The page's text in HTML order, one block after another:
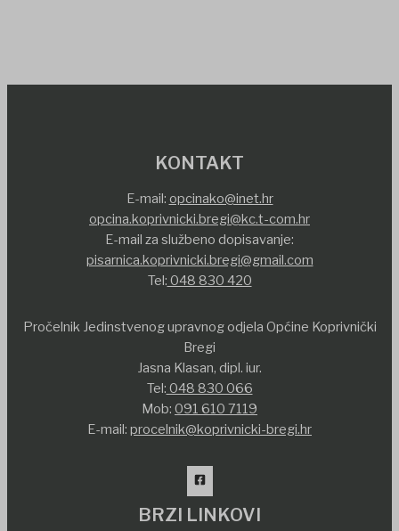
KONTAKT
E-mail: opcinako@inet.hr
opcina.koprivnicki.bregi@kc.t-com.hr
E-mail za službeno dopisavanje:
pisarnica.koprivnicki.bregi@gmail.com
Tel: 048 830 420
Pročelnik Jedinstvenog upravnog odjela Općine Koprivnički
Bregi
Jasna Klasan, dipl. iur.
Tel: 048 830 066
Mob: 091 610 7119
E-mail: procelnik@koprivnicki-bregi.hr
BRZI LINKOVI